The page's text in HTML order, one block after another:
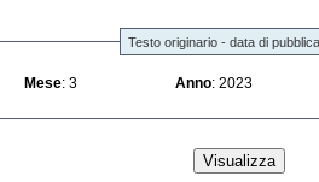
Testo originario - data di
Mese : 3 Anno : 2023